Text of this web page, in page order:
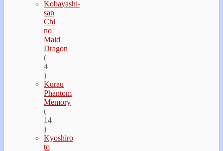
Kobayashi-
san
Chi
no
Maid
Dragon
(
4
)
Kurau
Phantom
Memory
(
14
)
Kyoshiro
to